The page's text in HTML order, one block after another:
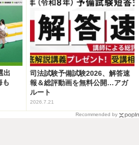
出
も
司法試験予備試験2026、解答速
報＆総評動画を無料公開…アガ
ルート
2026.7.21
Recommended by